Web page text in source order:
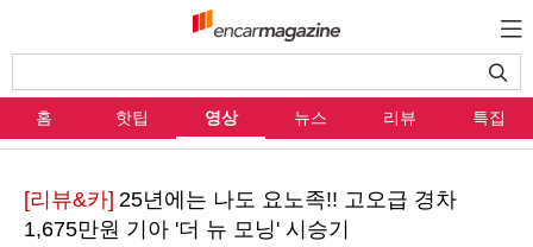
홈 핫팁 영상 뉴스 리뷰 특집
[리뷰&카] 25년에는 나도 요노족!! 고오급 경차
1,675만원 기아 '더 뉴 모닝' 시승기